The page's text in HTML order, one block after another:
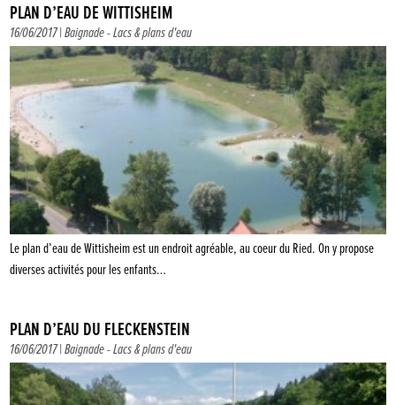
PLAN D’EAU DE WITTISHEIM
16/06/2017 |Baignade-Lacs & plans d'eau
Le plan d’eau de Wittisheim est un endroit agréable, au coeur du Ried. On y propose
diverses activités pour les enfants…
PLAN D’EAU DU FLECKENSTEIN
16/06/2017 |Baignade-Lacs & plans d'eau